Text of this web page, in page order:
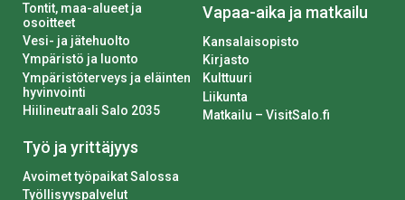
Tontit, maa-alueet ja
osoitteet
Vesi- ja jätehuolto
Ympäristö ja luonto
Ympäristöterveys ja eläinten
hyvinvointi
Hiilineutraali Salo 2035
Työ ja yrittäjyys
Avoimet työpaikat Salossa
Työllisyyspalvelut
Vapaa-aika ja matkailu
Kansalaisopisto
Kirjasto
Kulttuuri
Liikunta
Matkailu – VisitSalo.fi